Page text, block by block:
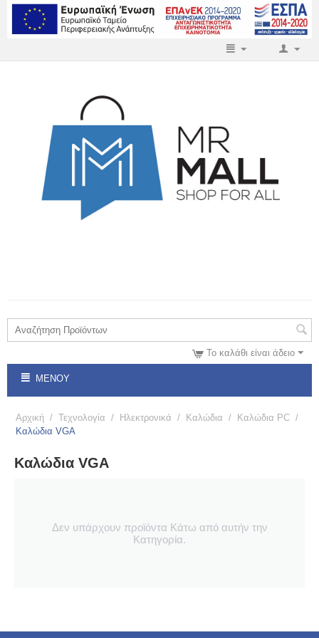
Το καλάθι είναι άδειο
ΜΕΝΟΎ
Αρχική / Τεχνολογία / Ηλεκτρονικά / Καλώδια / Καλώδια PC /
Καλώδια VGA
Καλώδια VGA
Δεν υπάρχουν προϊόντα Κάτω από αυτήν την
Κατηγορία.